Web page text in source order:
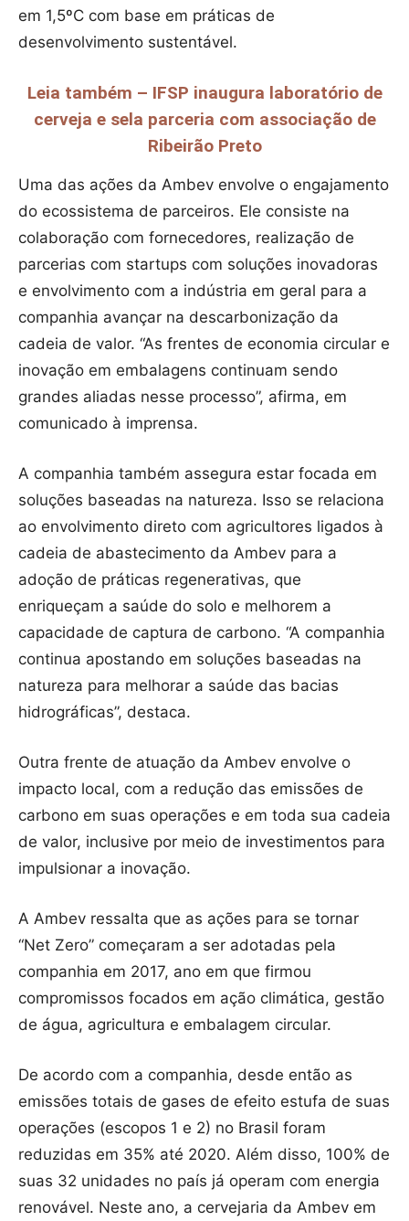
em 1,5ºC com base em práticas de
desenvolvimento sustentável.
Leia também – IFSP inaugura laboratório de
cerveja e sela parceria com associação de
Ribeirão Preto
Uma das ações da Ambev envolve o engajamento
do ecossistema de parceiros. Ele consiste na
colaboração com fornecedores, realização de
parcerias com startups com soluções inovadoras
e envolvimento com a indústria em geral para a
companhia avançar na descarbonização da
cadeia de valor. “As frentes de economia circular e
inovação em embalagens continuam sendo
grandes aliadas nesse processo”, afirma, em
comunicado à imprensa.
A companhia também assegura estar focada em
soluções baseadas na natureza. Isso se relaciona
ao envolvimento direto com agricultores ligados à
cadeia de abastecimento da Ambev para a
adoção de práticas regenerativas, que
enriqueçam a saúde do solo e melhorem a
capacidade de captura de carbono. “A companhia
continua apostando em soluções baseadas na
natureza para melhorar a saúde das bacias
hidrográficas”, destaca.
Outra frente de atuação da Ambev envolve o
impacto local, com a redução das emissões de
carbono em suas operações e em toda sua cadeia
de valor, inclusive por meio de investimentos para
impulsionar a inovação.
A Ambev ressalta que as ações para se tornar
“Net Zero” começaram a ser adotadas pela
companhia em 2017, ano em que firmou
compromissos focados em ação climática, gestão
de água, agricultura e embalagem circular.
De acordo com a companhia, desde então as
emissões totais de gases de efeito estufa de suas
operações (escopos 1 e 2) no Brasil foram
reduzidas em 35% até 2020. Além disso, 100% de
suas 32 unidades no país já operam com energia
renovável. Neste ano, a cervejaria da Ambev em